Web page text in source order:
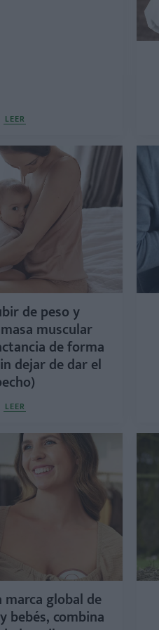
LEER
de peso y
muscular
de forma
dejar de dar el
LEER
marca global de
bebés, combina